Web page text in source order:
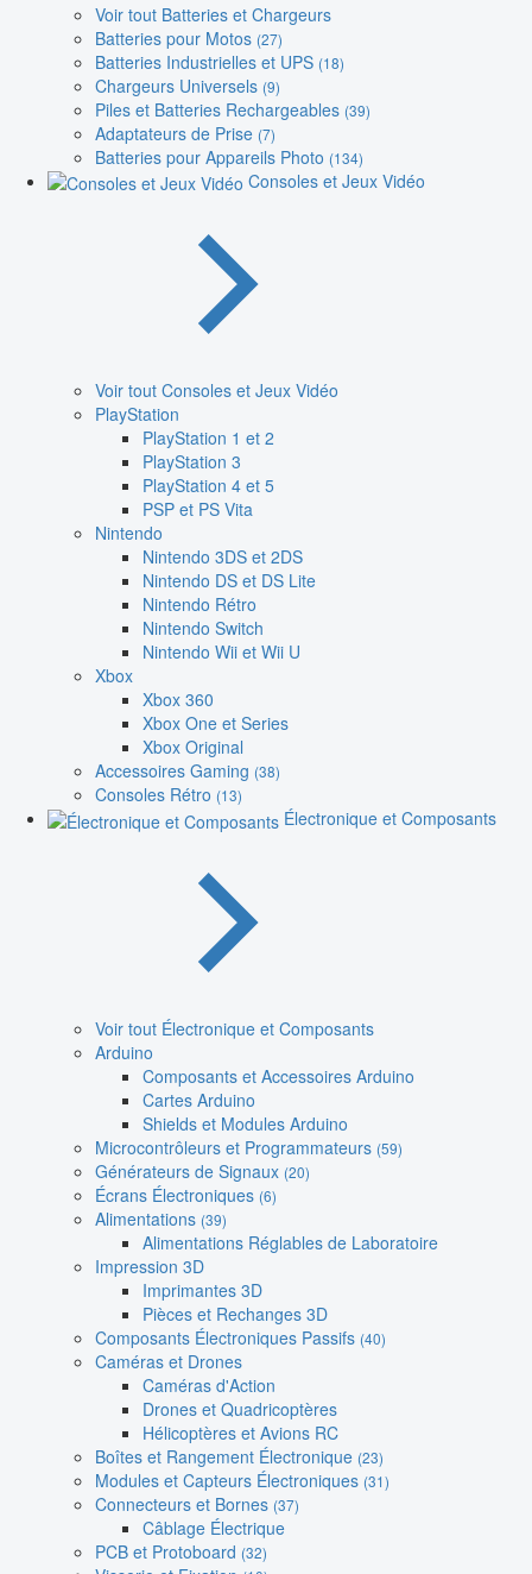
Voir tout Batteries et Chargeurs
Batteries pour Motos (27)
Batteries Industrielles et UPS (18)
Chargeurs Universels (9)
Piles et Batteries Rechargeables (39)
Adaptateurs de Prise (7)
Batteries pour Appareils Photo (134)
Consoles et Jeux Vidéo
Voir tout Consoles et Jeux Vidéo
PlayStation
PlayStation 1 et 2
PlayStation 3
PlayStation 4 et 5
PSP et PS Vita
Nintendo
Nintendo 3DS et 2DS
Nintendo DS et DS Lite
Nintendo Rétro
Nintendo Switch
Nintendo Wii et Wii U
Xbox
Xbox 360
Xbox One et Series
Xbox Original
Accessoires Gaming (38)
Consoles Rétro (13)
Électronique et Composants
Voir tout Électronique et Composants
Arduino
Composants et Accessoires Arduino
Cartes Arduino
Shields et Modules Arduino
Microcontrôleurs et Programmateurs (59)
Générateurs de Signaux (20)
Écrans Électroniques (6)
Alimentations (39)
Alimentations Réglables de Laboratoire
Impression 3D
Imprimantes 3D
Pièces et Rechanges 3D
Composants Électroniques Passifs (40)
Caméras et Drones
Caméras d'Action
Drones et Quadricoptères
Hélicoptères et Avions RC
Boîtes et Rangement Électronique (23)
Modules et Capteurs Électroniques (31)
Connecteurs et Bornes (37)
Câblage Électrique
PCB et Protoboard (32)